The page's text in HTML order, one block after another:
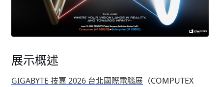
展示概述
GIGABYTE 技嘉 2026 台北國際電腦展 （COMPUTEX